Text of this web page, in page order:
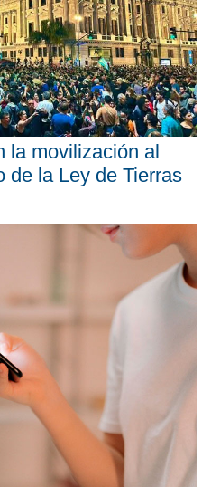
la movilización al
de la Ley de Tierras